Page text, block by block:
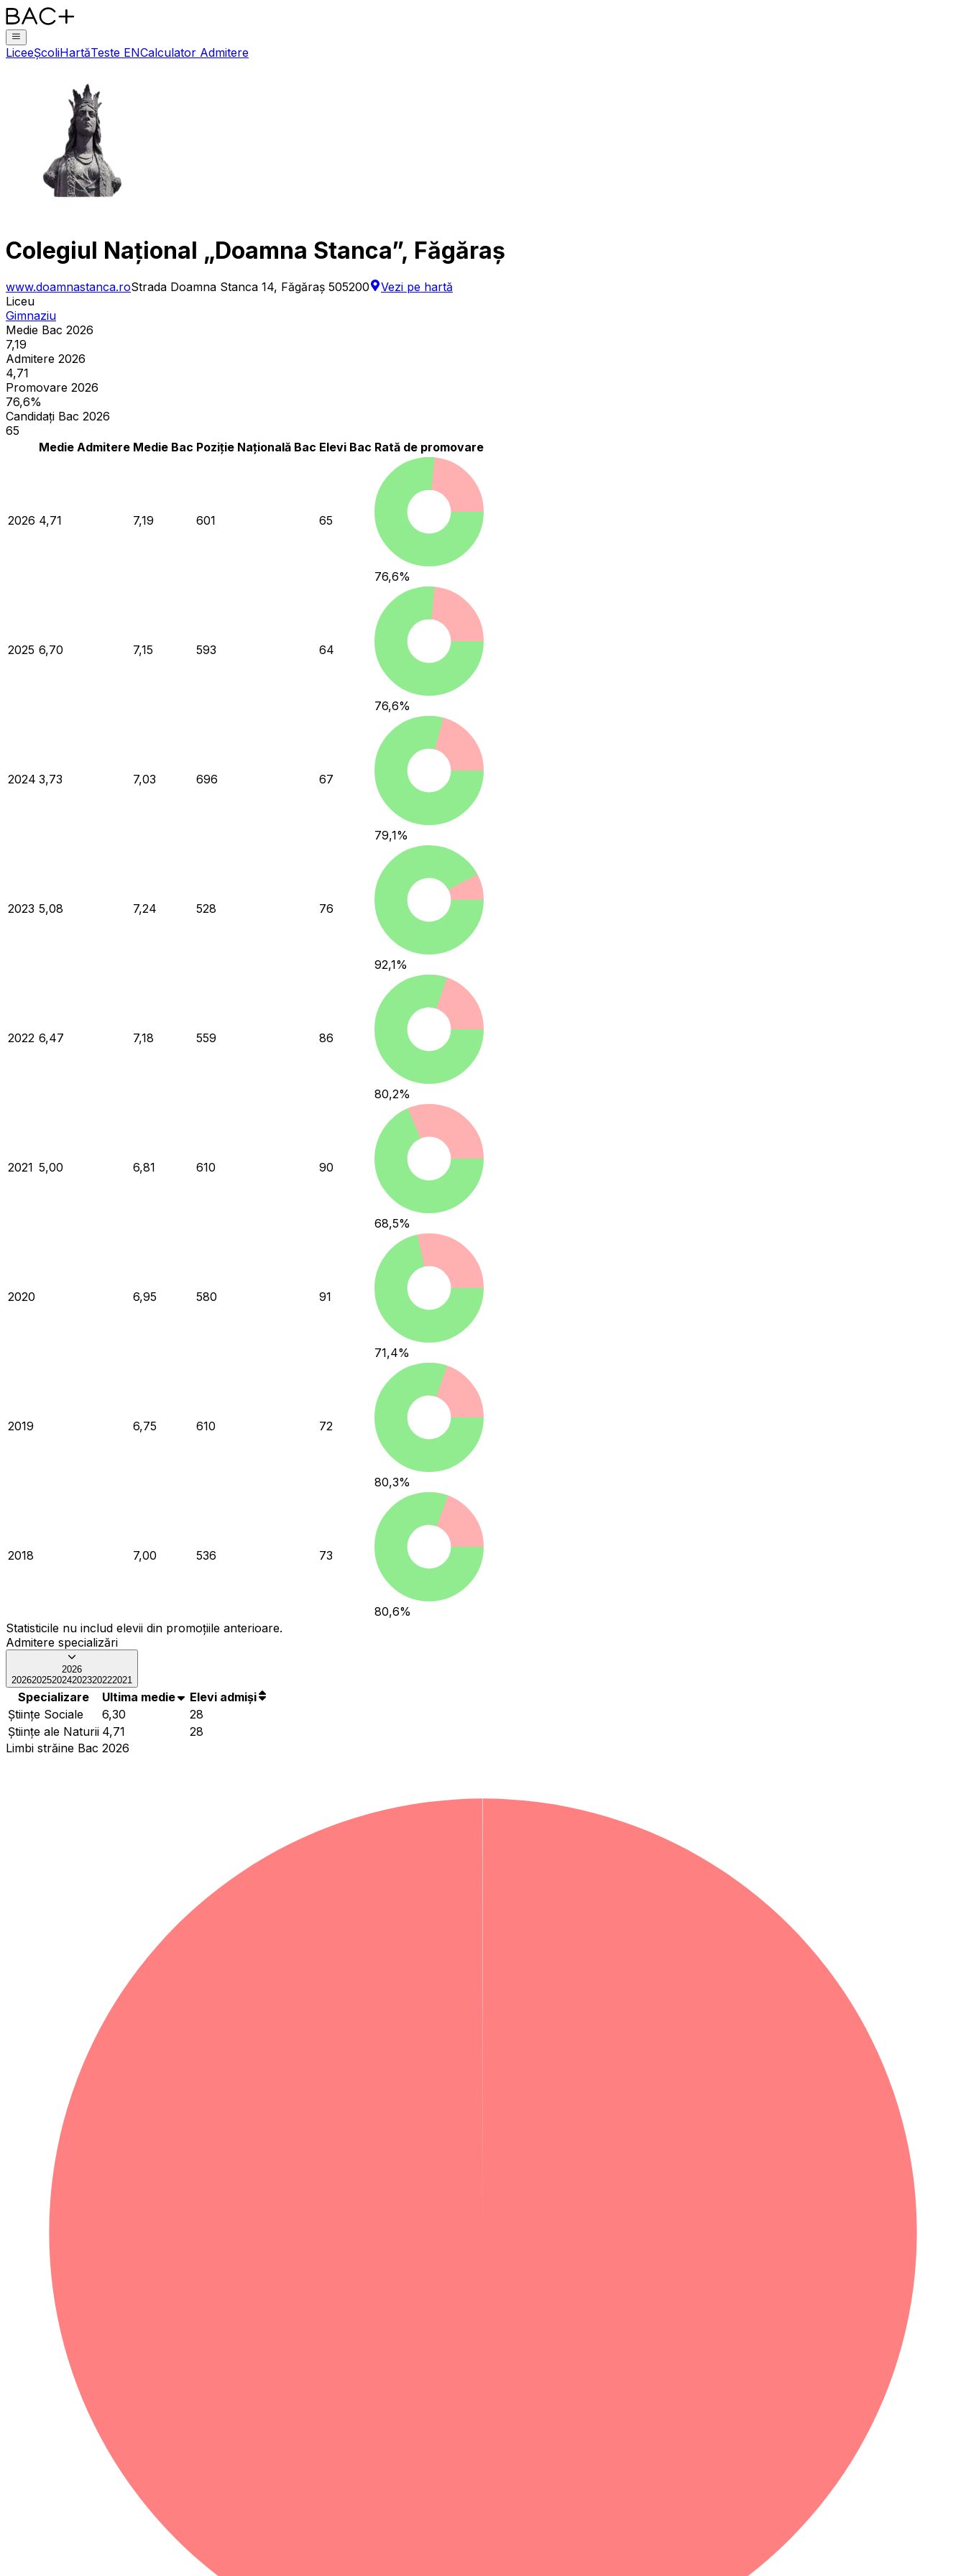
LiceeȘcoliHartăTeste ENCalculator Admitere
Colegiul Național „Doamna Stanca”, Făgăraș
www.doamnastanca.roStrada Doamna Stanca 14, Făgăraș 505200
Vezi pe hartă
Liceu
Gimnaziu
Medie Bac 2026
7,19
Admitere 2026
4,71
Promovare 2026
76,6%
Candidați Bac 2026
65
Medie Admitere Medie Bac Poziție Națională Bac Elevi Bac Rată de promovare
2026 4,71 7,19 601 65
76,6%
2025 6,70 7,15 593 64
76,6%
2024 3,73 7,03 696 67
79,1%
2023 5,08 7,24 528 76
92,1%
2022 6,47 7,18 559 86
80,2%
2021 5,00 6,81 610 90
68,5%
2020 6,95 580 91
71,4%
2019 6,75 610 72
80,3%
2018 7,00 536 73
80,6%
Statisticile nu includ elevii din promoțiile anterioare.
Admitere specializări
2026
202620252024202320222021
Specializare Ultima medie
Elevi admiși
Ştiinţe Sociale
6,30
28
Ştiinţe ale Naturii 4,71
28
Limbi străine Bac 2026